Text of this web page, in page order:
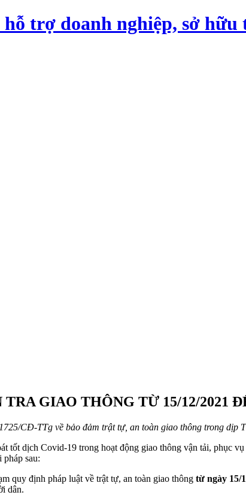
trợ doanh nghiệp, sở
GIAO THÔNG TỪ 15/12/2021
CĐ-TTg về bảo đảm trật tự, an toàn giao thông trong dịp
tốt dịch Covid-19 trong hoạt động giao thông vận tải, phục
sau:
định pháp luật về trật tự, an toàn giao thông từ ngày 15/
dân.